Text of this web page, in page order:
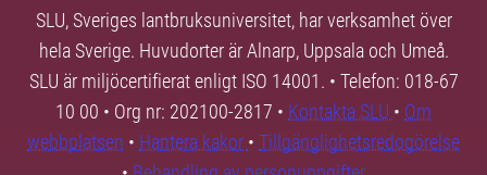
SLU, Sveriges lantbruksuniversitet, har verksamhet över
hela Sverige. Huvudorter är Alnarp, Uppsala och Umeå.
SLU är miljöcertifierat enligt ISO 14001. • Telefon: 018-67
10 00 • Org nr: 202100-2817 • Kontakta SLU • Om
webbplatsen • Hantera kakor • Tillgänglighetsredogörelse